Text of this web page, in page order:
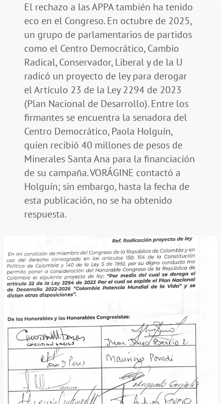
El rechazo a las APPA también ha tenido
eco en el Congreso. En octubre de 2025,
un grupo de parlamentarios de partidos
como el Centro Democrático, Cambio
Radical, Conservador, Liberal y de la U
radicó un proyecto de ley para derogar
el Artículo 23 de la Ley 2294 de 2023
(Plan Nacional de Desarrollo). Entre los
firmantes se encuentra la senadora del
Centro Democrático, Paola Holguín,
quien recibió 40 millones de pesos de
Minerales Santa Ana para la financiación
de su campaña. VORÁGINE contactó a
Holguín; sin embargo, hasta la fecha de
esta publicación, no se ha obtenido
respuesta.